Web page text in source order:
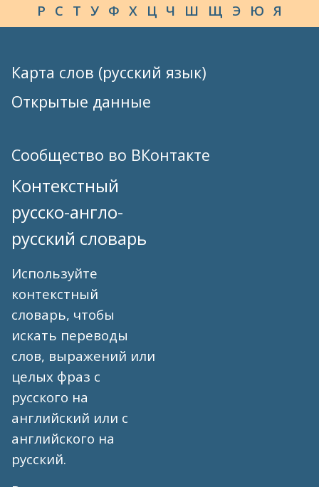
Р С Т У Ф Х Ц Ч Ш Щ Э Ю Я
Карта слов (русский язык)
Открытые данные
Сообщество во ВКонтакте
Контекстный
русско-англо-
русский словарь
Используйте
контекстный
словарь, чтобы
искать переводы
слов, выражений или
целых фраз с
русского на
английский или с
английского на
русский.